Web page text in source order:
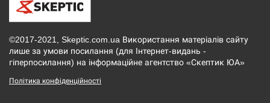
©2017-2021, Skeptic.com.ua Використання матеріалів сайту
лише за умови посилання (для Інтернет-видань -
гіперпосилання) на інформаційне агентство «Скептик ЮА»
Політика конфіденційності